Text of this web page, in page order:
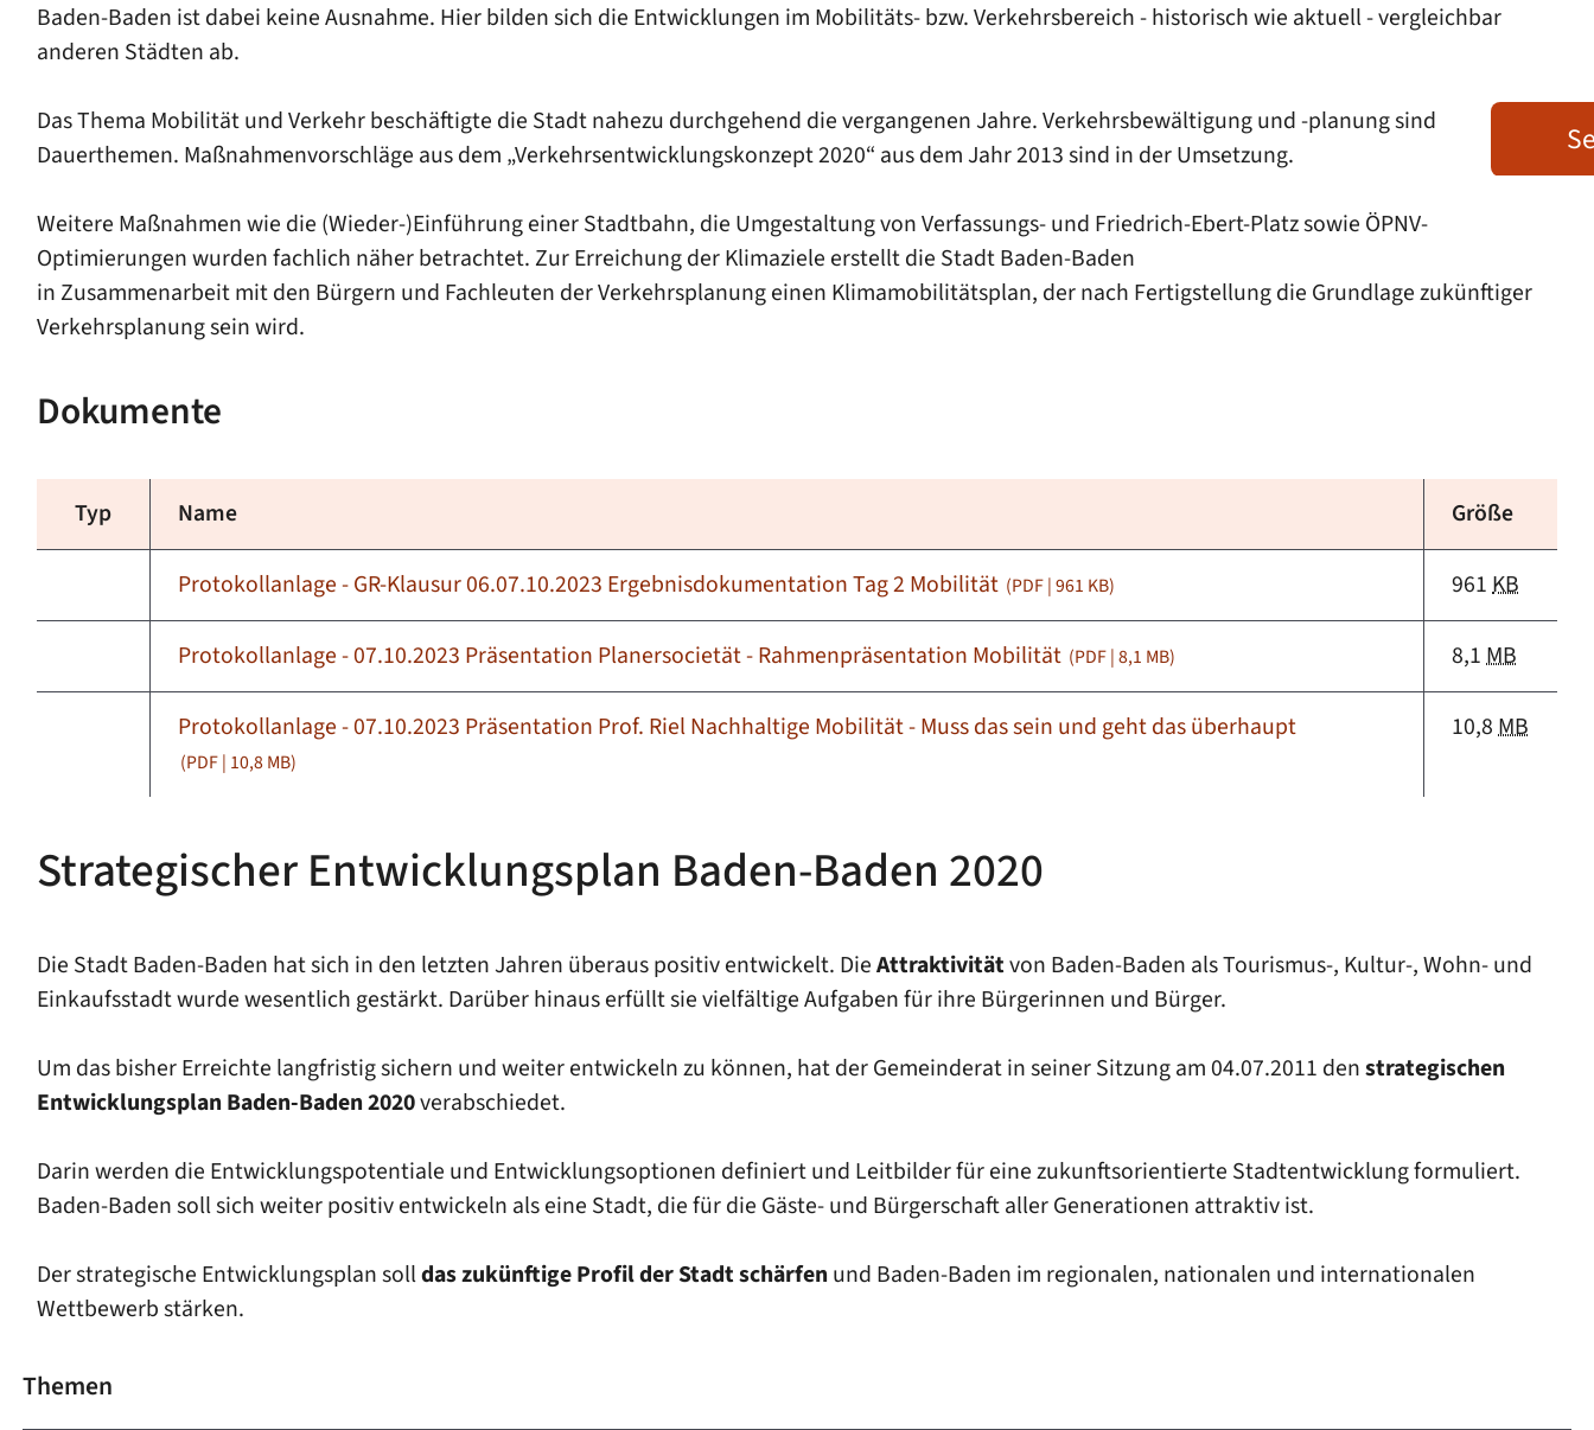
Baden-Baden ist dabei keine Ausnahme. Hier bilden sich die Entwicklungen im Mobilitäts- bzw. Verkehrsbereich - historisch wie aktuell - vergleichbar
anderen Städten ab.
Das Thema Mobilität und Verkehr beschäftigte die Stadt nahezu durchgehend die vergangenen Jahre. Verkehrsbewältigung und -planung sind
Dauerthemen. Maßnahmenvorschläge aus dem „Verkehrsentwicklungskonzept 2020“ aus dem Jahr 2013 sind in der Umsetzung.
Weitere Maßnahmen wie die (Wieder-)Einführung einer Stadtbahn, die Umgestaltung von Verfassungs- und Friedrich-Ebert-Platz sowie ÖPNV-
Optimierungen wurden fachlich näher betrachtet. Zur Erreichung der Klimaziele erstellt die Stadt Baden-Baden
in Zusammenarbeit mit den Bürgern und Fachleuten der Verkehrsplanung einen Klimamobilitätsplan, der nach Fertigstellung die Grundlage zukünftiger
Verkehrsplanung sein wird.
Dokumente
Typ Name Größe
Protokollanlage - GR-Klausur 06.07.10.2023 Ergebnisdokumentation Tag 2 Mobilität (PDF | 961 KB) 961KB
Protokollanlage - 07.10.2023 Präsentation Planersocietät - Rahmenpräsentation Mobilität (PDF | 8,1 MB) 8,1MB
Protokollanlage - 07.10.2023 Präsentation Prof. Riel Nachhaltige Mobilität - Muss das sein und geht das überhaupt
(PDF | 10,8MB)
10,8MB
Strategischer Entwicklungsplan Baden-Baden 2020
Die Stadt Baden-Baden hat sich in den letzten Jahren überaus positiv entwickelt. DieAttraktivitätvon Baden-Baden als Tourismus-, Kultur-, Wohn- und
Einkaufsstadt wurde wesentlich gestärkt. Darüber hinaus erfüllt sie vielfältige Aufgaben für ihre Bürgerinnen und Bürger.
Um das bisher Erreichte langfristig sichern und weiter entwickeln zu können, hat der Gemeinderat in seiner Sitzung am 04.07.2011 denstrategischen
Entwicklungsplan Baden-Baden 2020verabschiedet.
Darin werden die Entwicklungspotentiale und Entwicklungsoptionen definiert und Leitbilder für eine zukunftsorientierte Stadtentwicklung formuliert.
Baden-Baden soll sich weiter positiv entwickeln als eine Stadt, die für die Gäste- und Bürgerschaft aller Generationen attraktiv ist.
Der strategische Entwicklungsplan solldas zukünftige Profil der Stadt schärfenund Baden-Baden im regionalen, nationalen und internationalen
Wettbewerb stärken.
Themen